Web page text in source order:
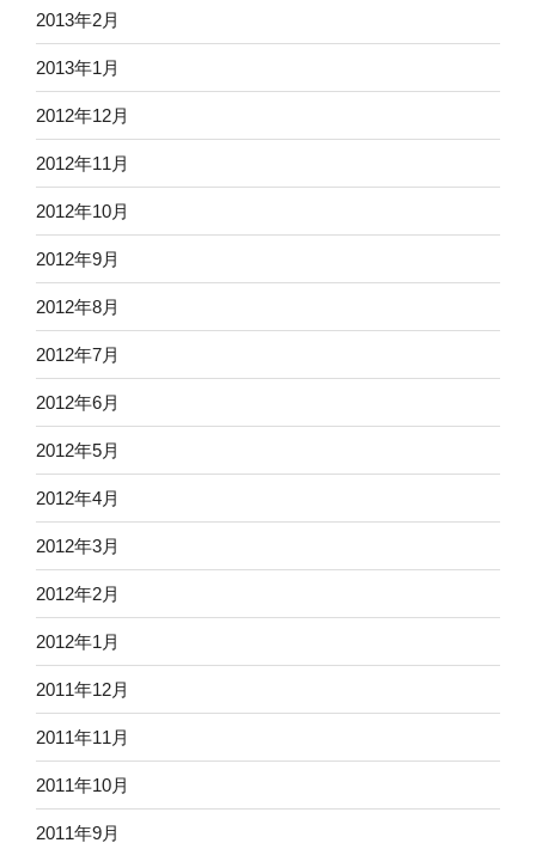
2013年2月
2013年1月
2012年12月
2012年11月
2012年10月
2012年9月
2012年8月
2012年7月
2012年6月
2012年5月
2012年4月
2012年3月
2012年2月
2012年1月
2011年12月
2011年11月
2011年10月
2011年9月